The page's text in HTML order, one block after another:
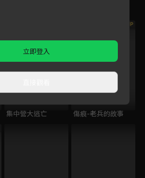
集中營大逃亡
VIP
傷痕-老兵的故事
立即登入